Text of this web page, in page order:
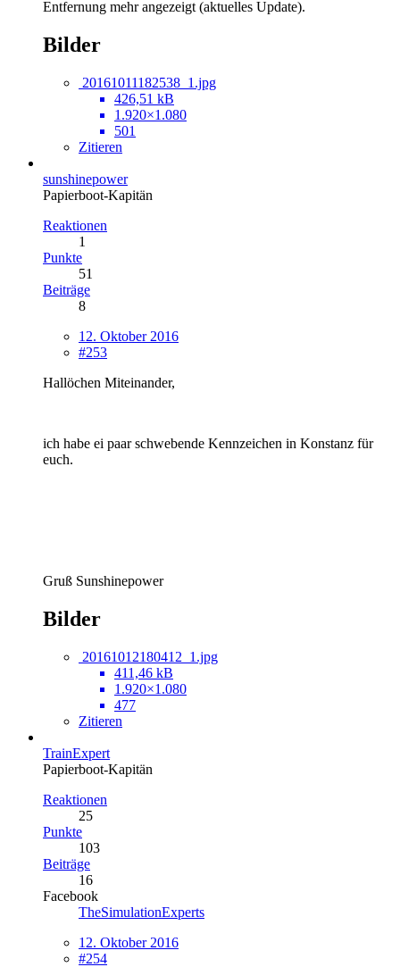
Entfernung mehr angezeigt (aktuelles Update).
Bilder
20161011182538_1.jpg
426,51 kB
1.920×1.080
501
Zitieren
sunshinepower
Papierboot-Kapitän
Reaktionen
1
Punkte
51
Beiträge
8
12. Oktober 2016
#253
Hallöchen Miteinander,
ich habe ei paar schwebende Kennzeichen in Konstanz für
euch.
Gruß Sunshinepower
Bilder
20161012180412_1.jpg
411,46 kB
1.920×1.080
477
Zitieren
TrainExpert
Papierboot-Kapitän
Reaktionen
25
Punkte
103
Beiträge
16
Facebook
TheSimulationExperts
12. Oktober 2016
#254